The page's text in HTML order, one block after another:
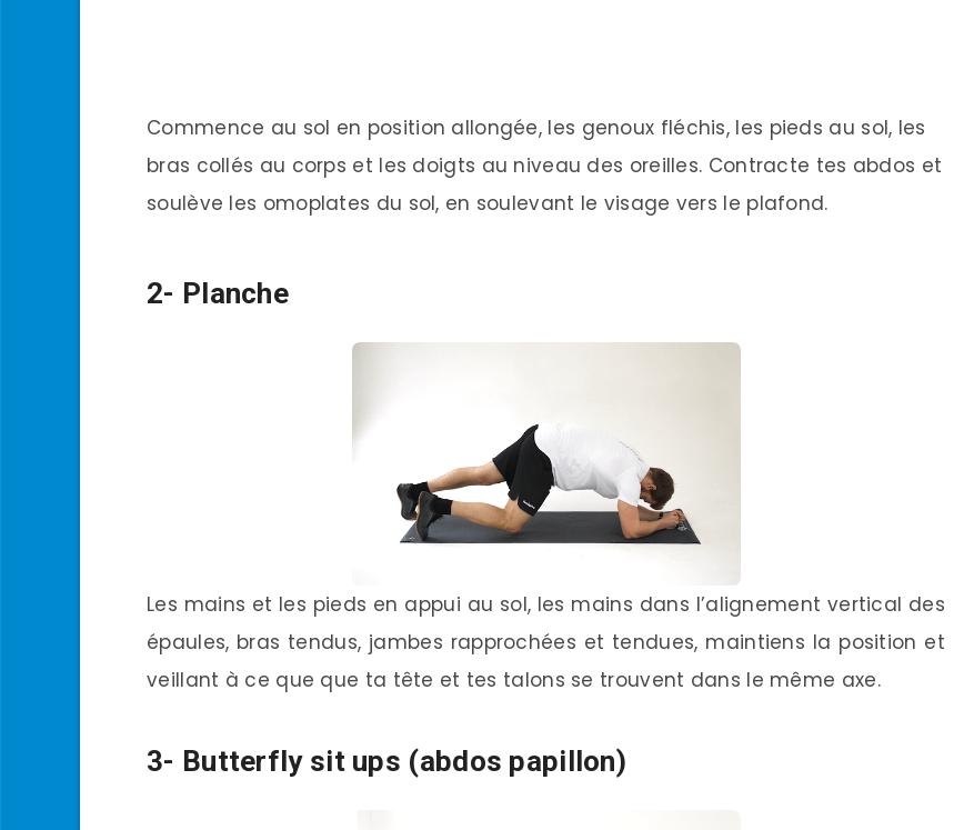
Commence au sol en position allongée, les genoux fléchis, les pieds au sol, les
bras collés au corps et les doigts au niveau des oreilles. Contracte tes abdos et
soulève les omoplates du sol, en soulevant le visage vers le plafond.
2- Planche
Les mains et les pieds en appui au sol, les mains dans l’alignement vertical des
épaules, bras tendus, jambes rapprochées et tendues, maintiens la position et
veillant à ce que que ta tête et tes talons se trouvent dans le même axe.
3- Butterfly sit ups (abdos papillon)